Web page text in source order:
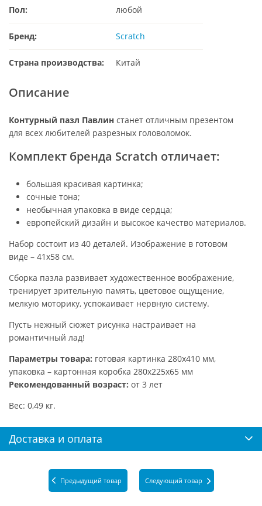
Пол: любой
Бренд: Scratch
Страна производства: Китай
Описание
Контурный пазл Павлин станет отличным презентом
для всех любителей разрезных головоломок.
Комплект бренда Scratch отличает:
большая красивая картинка;
сочные тона;
необычная упаковка в виде сердца;
европейский дизайн и высокое качество материалов.
Набор состоит из 40 деталей. Изображение в готовом
виде – 41х58 см.
Сборка пазла развивает художественное воображение,
тренирует зрительную память, цветовое ощущение,
мелкую моторику, успокаивает нервную систему.
Пусть нежный сюжет рисунка настраивает на
романтичный лад!
Параметры товара: готовая картинка 280х410 мм,
упаковка – картонная коробка 280х225х65 мм
Рекомендованный возраст: от 3 лет
Вес: 0,49 кг.
Доставка и оплата
Предыдущий товар Следующий товар